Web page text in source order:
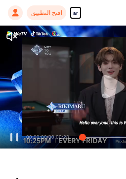
ar افتح التطبيق
00:00:00/00:00:28